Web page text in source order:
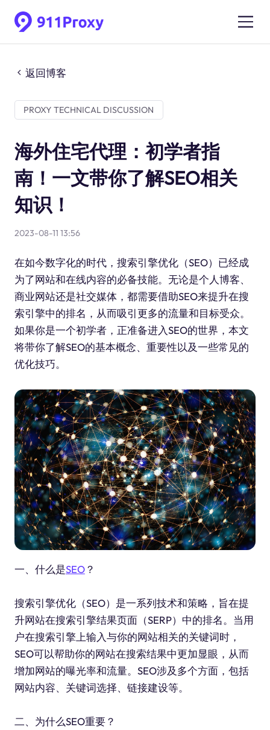
返回博客
PROXY TECHNICAL DISCUSSION
海外住宅代理：初学者指
南！一文带你了解SEO相关
知识！
2023-08-11 13:56
在如今数字化的时代，搜索引擎优化（SEO）已经成
为了网站和在线内容的必备技能。无论是个人博客、
商业网站还是社交媒体，都需要借助SEO来提升在搜
索引擎中的排名，从而吸引更多的流量和目标受众。
如果你是一个初学者，正准备进入SEO的世界，本文
将带你了解SEO的基本概念、重要性以及一些常见的
优化技巧。
一、什么是SEO？
搜索引擎优化（SEO）是一系列技术和策略，旨在提
升网站在搜索引擎结果页面（SERP）中的排名。当用
户在搜索引擎上输入与你的网站相关的关键词时，
SEO可以帮助你的网站在搜索结果中更加显眼，从而
增加网站的曝光率和流量。SEO涉及多个方面，包括
网站内容、关键词选择、链接建设等。
二、为什么SEO重要？